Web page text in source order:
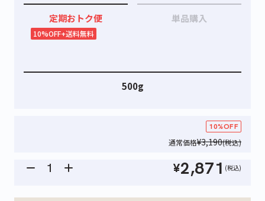
定期おトク便
10%OFF+送料無料
単品購入
500g
10%OFF
通常価格¥3,190(税込)
¥2,871 (税込)